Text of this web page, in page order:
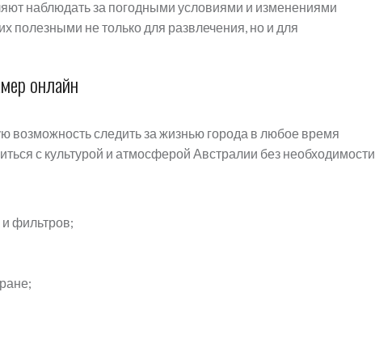
наблюдать за погодными условиями и изменениями
полезными не только для развлечения, но и для
онлайн
возможность следить за жизнью города в любое время
с культурой и атмосферой Австралии без необходимости
фильтров;